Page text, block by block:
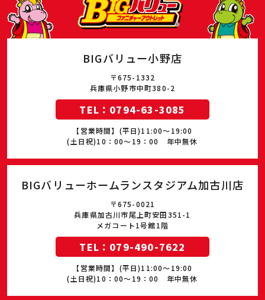
BIGバリュー小野店
〒675-1332
兵庫県小野市中町380-2
TEL：0794-63-3085
【営業時間】(平日)11:00～19:00
(土日祝)10：00～19：00 年中無休
BIGバリューホームランスタジアム加古川店
〒675-0021
兵庫県加古川市尾上町安田351-1
メガコート1号館1階
TEL：079-490-7622
【営業時間】(平日)11:00～19:00
(土日祝)10：00～19：00 年中無休